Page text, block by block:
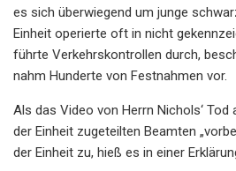
es sich überwiegend um junge
Einheit operierte oft in nicht
führte Verkehrskontrollen durch,
nahm Hunderte von Festnahmen vor.
Als das Video von Herrn Nichols‘
der Einheit zugeteilten Beamten
der Einheit zu, hieß es in einer